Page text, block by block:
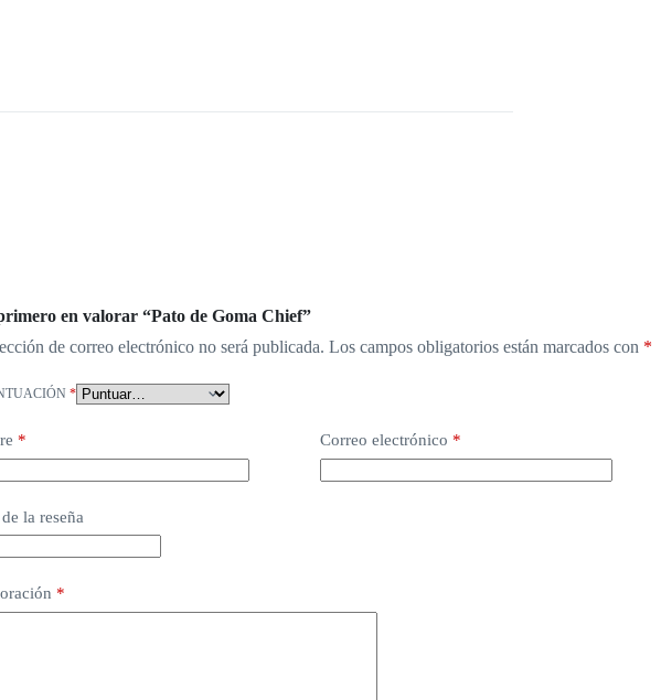
en valorar “Pato de Goma Chief”
de correo electrónico no será publicada. Los campos obligatorios están marcados con *
*
* Correo electrónico *
la reseña
*